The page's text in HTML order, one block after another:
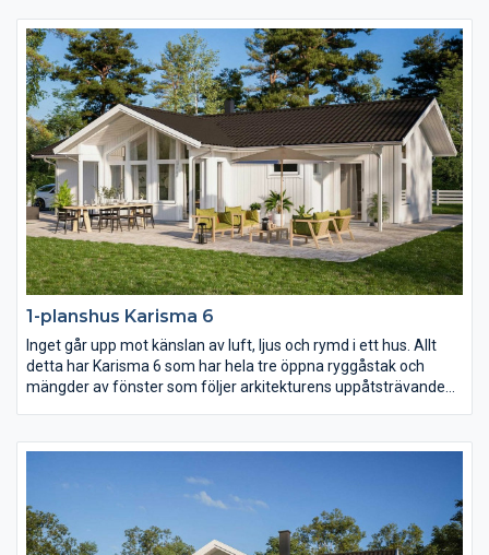
1-planshus Karisma 6
Inget går upp mot känslan av luft, ljus och rymd i ett hus. Allt
detta har Karisma 6 som har hela tre öppna ryggåstak och
mängder av fönster som följer arkitekturens uppåtsträvande